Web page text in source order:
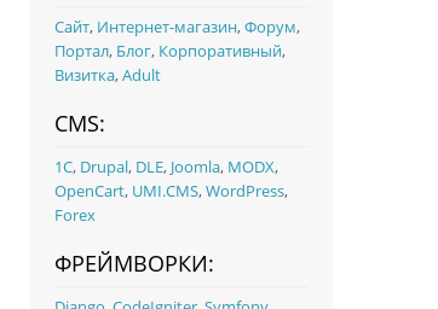
Сайт, Интернет-магазин,Форум,
Портал, Блог, Корпоративный,
Визитка,Adult
CMS:
1С, Drupal, DLE, Joomla, MODX,
OpenCart, UMI.CMS,WordPress,
Forex
ФРЕЙМВОРКИ: